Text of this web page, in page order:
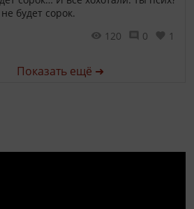
будет сорок.
120
0 1
Показать ещё ➜